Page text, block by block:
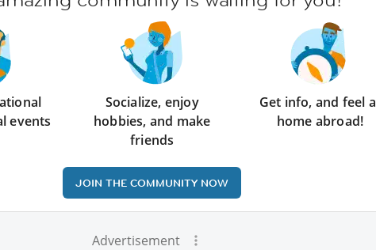
events
Socialize, enjoy
hobbies, and make
friends
Get info, and feel
home abroad!
JOIN THE COMMUNITY NOW
Advertisement